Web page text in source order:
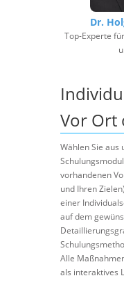
Dr.
Top-Experte
Vor Ort
Wählen Sie aus
vorhandenen
und Ihren
einer
auf dem
Alle
als interaktives